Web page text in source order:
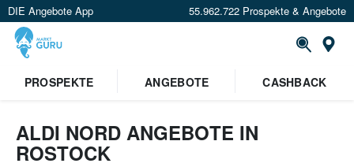
DIE Angebote App 55.962.722 Prospekte & Angebote
PROSPEKTE
ANGEBOTE CASHBACK
ALDI NORD ANGEBOTE IN
ROSTOCK